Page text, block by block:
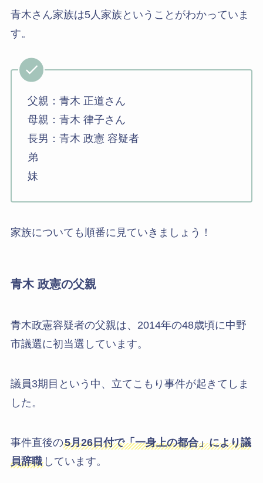
青木さん家族は5人家族ということがわかっていま
す。
父親：青木 正道さん
母親：青木 律子さん
長男：青木 政憲 容疑者
弟
妹
家族についても順番に見ていきましょう！
青木 政憲の父親
青木政憲容疑者の父親は、2014年の48歳頃に中野
市議選に初当選しています。
議員3期目という中、立てこもり事件が起きてしま
した。
事件直後の5月26日付で「一身上の都合」により議
員辞職しています。